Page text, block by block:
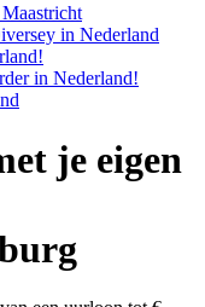
in Nederland
in Nederland!
je eigen